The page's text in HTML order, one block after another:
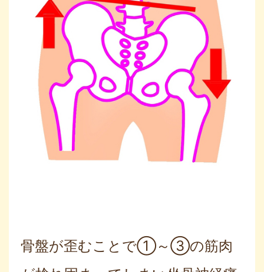
骨盤が歪むことで①～③の筋肉